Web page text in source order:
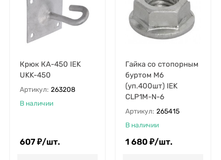
Крюк КА-450 IEK
UKK-450
Артикул: 263208
В наличии
607 ₽/шт.
Гайка со стопорным
буртом М6
(уп.400шт) IEK
CLP1M-N-6
Артикул: 265415
В наличии
1 680 ₽/шт.